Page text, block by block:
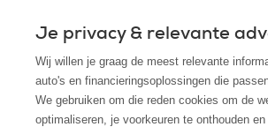
© 2025 - ROS Krediet Service
Algemene Voorwaarden
Disclaimer
Je privacy & relevante
Wij willen je graag de meest relevante
auto's en financieringsoplossingen die
We gebruiken om die reden cookies om de
optimaliseren, je voorkeuren te onthouden